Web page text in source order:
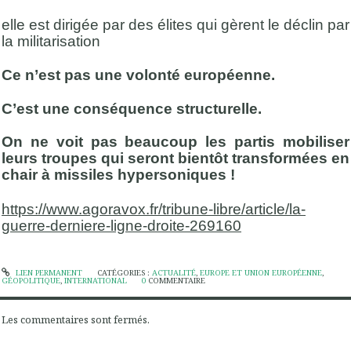
elle est dirigée par des élites qui gèrent le déclin par
la militarisation
Ce n’est pas une volonté européenne.
C’est une conséquence structurelle.
On ne voit pas beaucoup les partis mobiliser
leurs troupes qui seront bientôt transformées en
chair à missiles hypersoniques !
https://www.agoravox.fr/tribune-libre/article/la-
guerre-derniere-ligne-droite-269160
LIEN PERMANENT CATÉGORIES : ACTUALITÉ, EUROPE ET UNION EUROPÉENNE,
GÉOPOLITIQUE, INTERNATIONAL 0 COMMENTAIRE
Les commentaires sont fermés.